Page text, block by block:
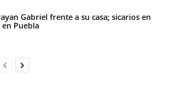
Gabriel frente a su casa; sicarios en
Puebla